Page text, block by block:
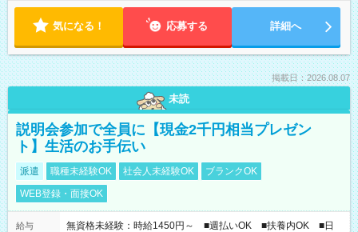
気になる！ 応募する 詳細へ
掲載日：2026.08.07
未読
説明会参加で全員に【現金2千円相当プレゼン
ト】生活のお手伝い
派遣 職種未経験OK 社会人未経験OK
ブランクOK
WEB登録・面接OK
給与
無資格未経験：時給1450円～ ■週払いOK ■扶養内OK ■日